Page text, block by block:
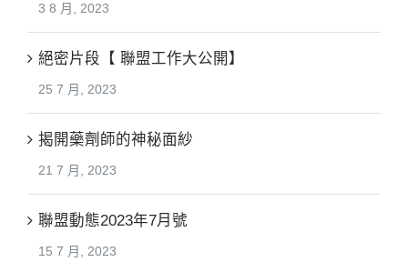
3 8 月, 2023
絕密片段【 聯盟工作大公開】
25 7 月, 2023
揭開藥劑師的神秘面紗
21 7 月, 2023
聯盟動態2023年7月號
15 7 月, 2023